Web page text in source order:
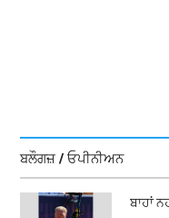
ਬਲੌਗਜ਼ / ਓਪੀਨੀਅਨ
ਬਾਹਾਂ